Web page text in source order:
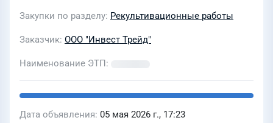
Закупки по разделу Рекультивационные работы
Заказчик ООО "Инвест Трейд"
Наименование ЭТП
Дата объявления 05 мая 2026 г., 17:23